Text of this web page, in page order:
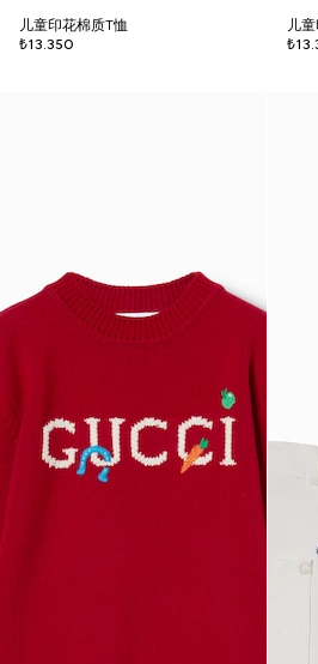
儿童印花棉质T恤
₺13.350
儿